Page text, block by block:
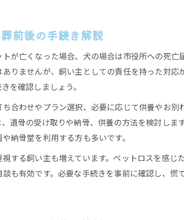
説
法
準備
利点
対応
前後の手続き解説
が亡くなった場合、犬の場合は市役所への死亡
りませんが、飼い主としての責任を持った対応
を確認しましょう。
合わせやプラン選択、必要に応じて供養やお別
遺骨の受け取りや納骨、供養の方法を検討しま
納骨堂を利用する方も多いです。
する飼い主も増えています。ペットロスを感じ
も有効です。必要な手続きを事前に確認し、慌